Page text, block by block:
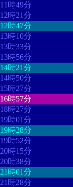
11時49分
12時21分
12時47分
13時10分
13時33分
13時56分
14時21分
14時50分
15時27分
16時57分
18時27分
19時01分
19時28分
19時52分
20時15分
20時38分
21時01分
21時28分